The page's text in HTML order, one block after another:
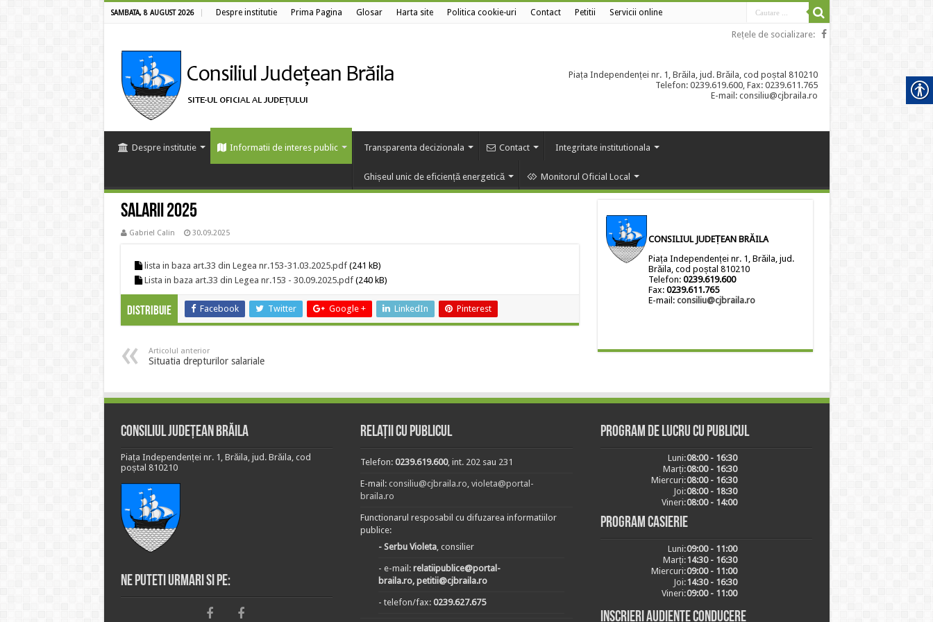
SAMBATA, 8 AUGUST 2026 Despre institutie Prima Pagina Glosar Harta site Politica cookie-uri Contact Petitii Servicii online
Rețele de socializare:
Piața Independenței nr. 1, Brăila, jud. Brăila, cod poștal 810210
Telefon: 0239.619.600, Fax: 0239.611.765
E-mail: consiliu@cjbraila.ro
Despre institutie Informatii de interes public Transparenta decizionala Contact Integritate institutionala
Ghișeul unic de eficiență energetică Monitorul Oficial Local
Salarii 2025
Gabriel Calin 30.09.2025
lista in baza art.33 din Legea nr.153-31.03.2025.pdf(241 kB)
Lista in baza art.33 din Legea nr.153 - 30.09.2025.pdf(240 kB)
Distribuie Facebook Twitter Google + LinkedIn Pinterest
Articolul anterior
Situatia drepturilor salariale
CONSILIUL JUDEȚEAN BRĂILA
Piața Independenței nr. 1, Brăila, jud.
Brăila, cod poștal 810210
Telefon: 0239.619.600
Fax: 0239.611.765
E-mail: consiliu@cjbraila.ro
Consiliul Județean Brăila
Piața Independenței nr. 1, Brăila, jud. Brăila, cod
poștal 810210
Ne puteti urmari si pe:
Relații cu publicul
Telefon:0239.619.600, int. 202 sau 231
E-mail:consiliu@cjbraila.ro,violeta@portal-
braila.ro
Functionarul resposabil cu difuzarea informatiilor
publice:
- Serbu Violeta, consilier
- e-mail:relatiipublice@portal-
braila.ro, petitii@cjbraila.ro
- telefon/fax:0239.627.675
Program de lucru cu publicul
Luni:08:00 - 16:30
Marți:08:00 - 16:30
Miercuri:08:00 - 16:30
Joi:08:00 - 18:30
Vineri:08:00 - 14:00
Program casierie
Luni:09:00 - 11:00
Marți:14:30 - 16:30
Miercuri:09:00 - 11:00
Joi:14:30 - 16:30
Vineri:09:00 - 11:00
Inscrieri audiențe conducere